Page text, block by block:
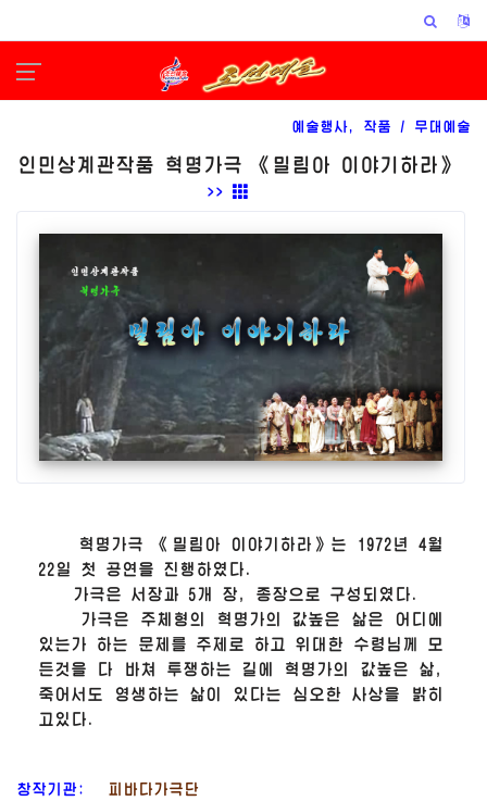
예술행사, 작품 / 무대예술
민상계관작품 혁명가극 《밀림아 이야기하라》
>>
혁명가극 《밀림아 이야기하라》는 1972년 4월
22일 첫 공연을 진행하였다.
가극은 서장과 5개 장, 종장으로 구성되였다.
가극은 주체형의 혁명가의 값높은 삶은 어디에
있는가 하는 문제를 주제로 하고 위대한 수령 님 께 모
든것을 다 바쳐 투쟁하는 길에 혁명가의 값높은 삶,
죽어서도 영생하는 삶이 있다는 심오한 사상을 밝히
고있다.
창작기관:
피바다가극단